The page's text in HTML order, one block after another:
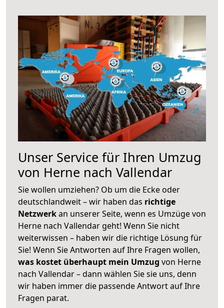
Unser Service für Ihren Umzug
von Herne nach Vallendar
Sie wollen umziehen? Ob um die Ecke oder
deutschlandweit – wir haben das richtige
Netzwerkan unserer Seite, wenn es Umzüge von
Herne nach Vallendar geht! Wenn Sie nicht
weiterwissen – haben wir die richtige Lösung für
Sie! Wenn Sie Antworten auf Ihre Fragen wollen,
was kostet überhaupt mein Umzug von Herne
nach Vallendar – dann wählen Sie sie uns, denn
wir haben immer die passende Antwort auf Ihre
Fragen parat.